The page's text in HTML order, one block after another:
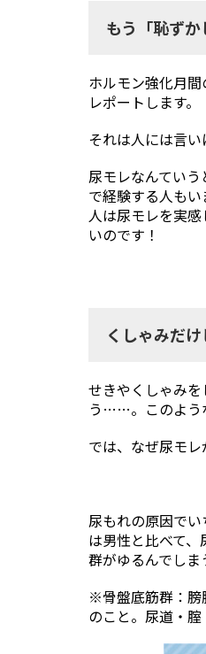
河合 隆徳
神崎 晶
知久 正明
照島 雅之
福田 康孝
もう「恥ず
ホルモン強化月
レポートします。
それは人には言い
尿モレなんてい
で経験する人も
人は尿モレを実
いのです！
くしゃみだ
せきやくしゃみ
う……。このよう
では、なぜ尿モレ
尿もれの原因で
は男性と比べて
群がゆるんでしま
※骨盤底筋群：膀
のこと。尿道・腟